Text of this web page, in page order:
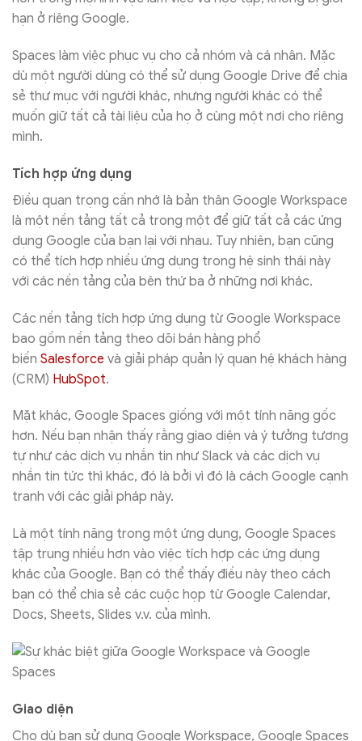
hạn ở riêng Google.
Spaces làm việc phục vụ cho cả nhóm và cá nhân. Mặc
dù một người dùng có thể sử dụng Google Drive để chia
sẻ thư mục với người khác, nhưng người khác có thể
muốn giữ tất cả tài liệu của họ ở cùng một nơi cho riêng
mình.
Tích hợp ứng dụng
Điều quan trọng cần nhớ là bản thân Google Workspace
là một nền tảng tất cả trong một để giữ tất cả các ứng
dụng Google của bạn lại với nhau. Tuy nhiên, bạn cũng
có thể tích hợp nhiều ứng dụng trong hệ sinh thái này
với các nền tảng của bên thứ ba ở những nơi khác.
Các nền tảng tích hợp ứng dụng từ Google Workspace
bao gồm nền tảng theo dõi bán hàng phổ
biến Salesforce và giải pháp quản lý quan hệ khách hàng
(CRM) HubSpot.
Mặt khác, Google Spaces giống với một tính năng gốc
hơn. Nếu bạn nhận thấy rằng giao diện và ý tưởng tương
tự như các dịch vụ nhắn tin như Slack và các dịch vụ
nhắn tin tức thì khác, đó là bởi vì đó là cách Google cạnh
tranh với các giải pháp này.
Là một tính năng trong một ứng dụng, Google Spaces
tập trung nhiều hơn vào việc tích hợp các ứng dụng
khác của Google. Bạn có thể thấy điều này theo cách
bạn có thể chia sẻ các cuộc họp từ Google Calendar,
Docs, Sheets, Slides v.v. của mình.
Giao diện
Cho dù bạn sử dụng Google Workspace, Google Spaces